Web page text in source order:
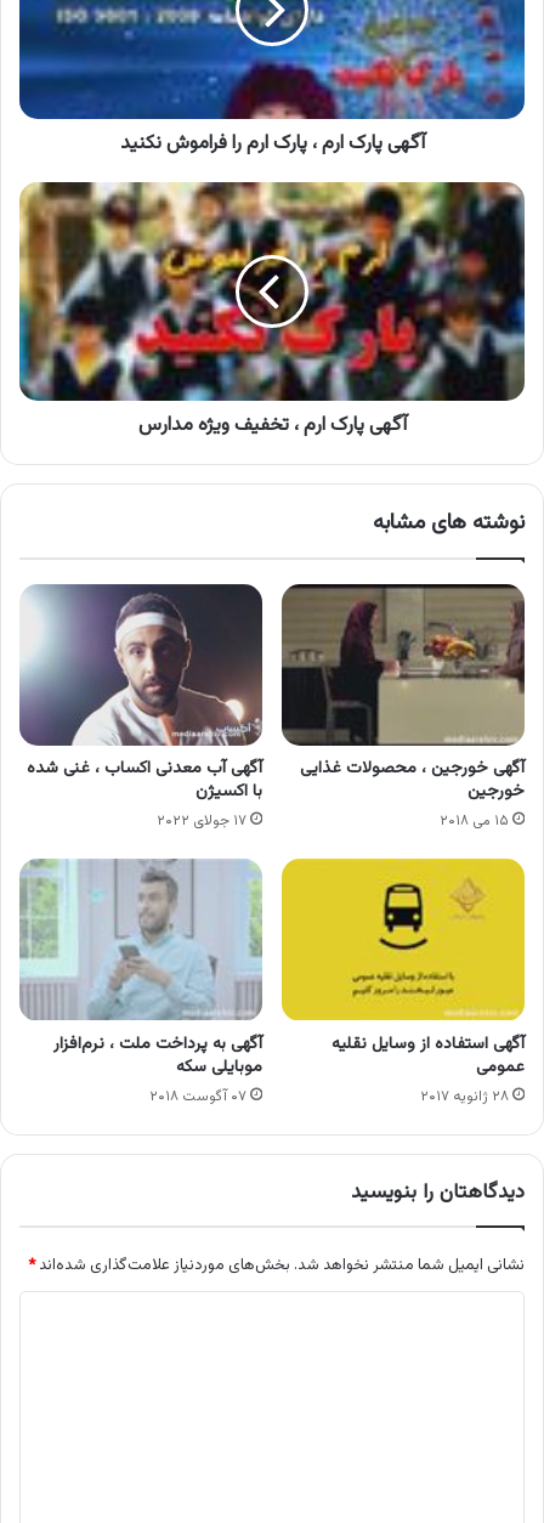
پارک
ارم
را
فراموش
نکنید
آگهی پارک ارم ، پارک ارم را فراموش نکنید
آگهی
پارک
ارم
تخفیف
ویژه
مدارس
آگهی پارک ارم ، تخفیف ویژه مدارس
نوشته های مشابه
آگهی خورجین ، محصولات غذایی
خورجین
۱۵ می ۲۰۱۸
آگهی آب معدنی اکساب ، غنی شده
با اکسیژن
۱۷ جولای ۲۰۲۲
آگهی استفاده از وسایل نقلیه
عمومی
۲۸ ژانویه ۲۰۱۷
آگهی به پرداخت ملت ، نرم‌افزار
موبایلی سکه
۰۷ آگوست ۲۰۱۸
دیدگاهتان را بنویسید
نشانی ایمیل شما منتشر نخواهد شد. بخش‌های موردنیاز علامت‌گذاری شده‌اند*